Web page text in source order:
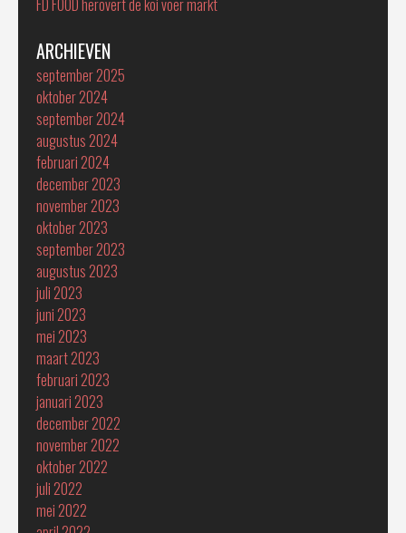
FD FOOD herovert de koi voer markt
ARCHIEVEN
september 2025
oktober 2024
september 2024
augustus 2024
februari 2024
december 2023
november 2023
oktober 2023
september 2023
augustus 2023
juli 2023
juni 2023
mei 2023
maart 2023
februari 2023
januari 2023
december 2022
november 2022
oktober 2022
juli 2022
mei 2022